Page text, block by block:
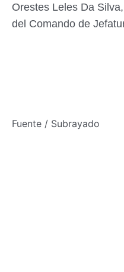
Orestes Leles Da
del Comando de
Fuente / Subrayado